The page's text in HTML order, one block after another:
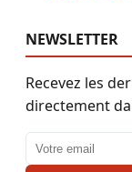
NEWSLETTER
Recevez les
directement
Adresse email